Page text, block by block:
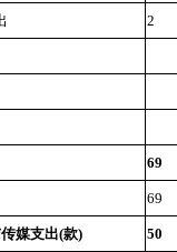
2
69
69
媒支出(款) 50